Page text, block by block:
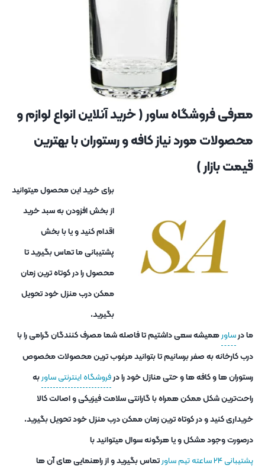
معرفی فروشگاه ساور ( خرید آنلاین انواع لوازم و
محصولات مورد نیاز کافه و رستوران با بهترین
قیمت بازار )
برای خرید این محصول میتوانید
از بخش افزودن به سبد خرید
اقدام کنید و یا با بخش
پشتیبانی ما تماس بگیرید تا
محصول را در کوتاه ترین زمان
ممکن درب منزل خود تحویل
بگیرید.
ما درساورهمیشه سعی داشتیم تا فاصله شما مصرف کنندگان گرامی را با
درب کارخانه به صفر برسانیم تا بتوانید مرغوب ترین محصولات مخصوص
رستوران ها و کافه ها و حتی منازل خود را درفروشگاه اینترنتی ساوربه
راحت‌ترین شکل ممکن همراه با گارانتی سلامت فیزیکی و اصالت کالا
خریداری کنید و در کوتاه ترین زمان ممکن درب منزل خود تحویل بگیرید.
درصورت وجود مشکل و یا هرگونه سوال میتوانید با
پشتیبانی ۲۴ ساعته تیم ساور
تماس بگیرید و از راهنمایی های آن ها